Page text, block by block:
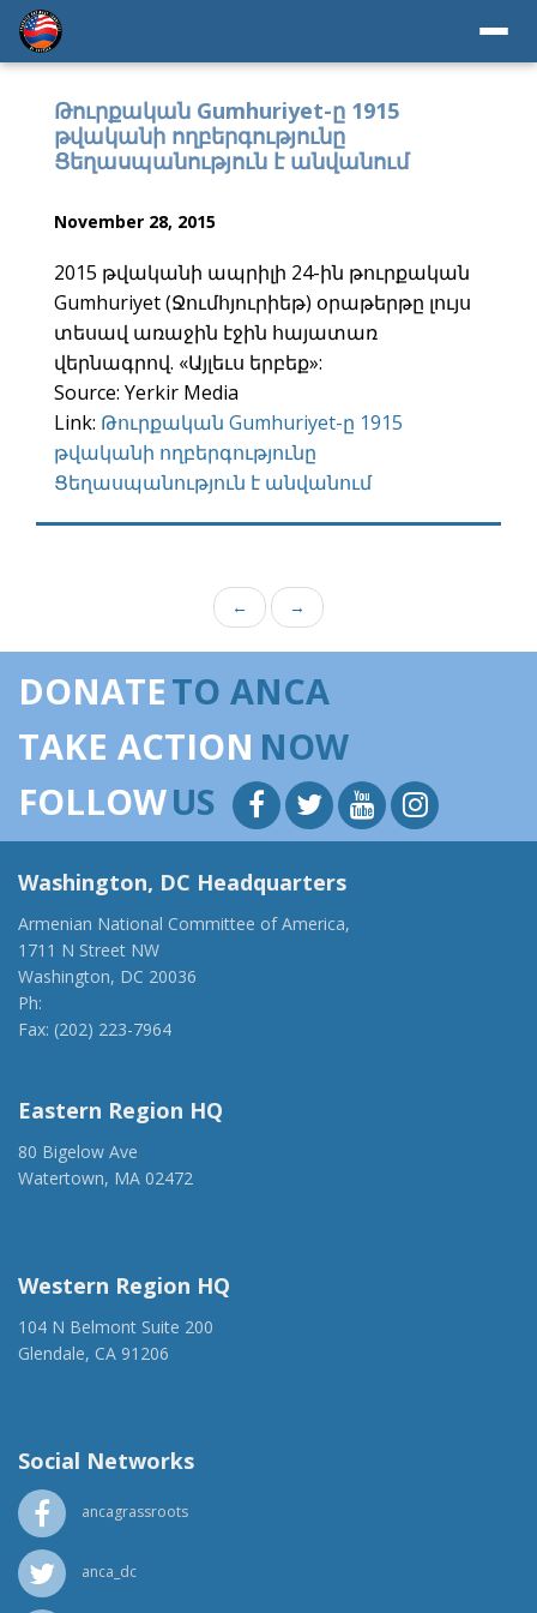
Թուրքական Gumhuriyet-ը 1915
թվականի ողբերգությունը
Ցեղասպանություն է անվանում
November 28, 2015
2015 թվականի ապրիլի 24-ին թուրքական
Gumhuriyet (Ջումհյուրիեթ) օրաթերթը լույս
տեսավ առաջին էջին հայատառ
վերնագրով. «Այլեւս երբեք»:
Source: Yerkir Media
Link: Թուրքական Gumhuriyet-ը 1915
թվականի ողբերգությունը
Ցեղասպանություն է անվանում
← →
DONATETO ANCA
TAKE ACTION NOW
FOLLOWUS
Washington, DC Headquarters
Armenian National Committee of America,
1711 N Street NW
Washington, DC 20036
Ph:
Fax: (202) 223-7964
Eastern Region HQ
80 Bigelow Ave
Watertown, MA 02472
Western Region HQ
104 N Belmont Suite 200
Glendale, CA 91206
Social Networks
ancagrassroots
anca_dc